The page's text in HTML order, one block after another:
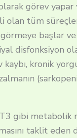
görev
olan tüm
başlar
disfonksiyon
kronik
gibi
taklit